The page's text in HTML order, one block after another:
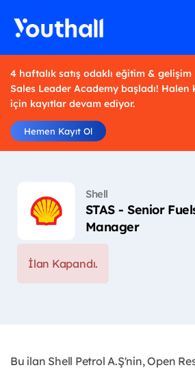
4 haftalık satış odaklı eğitim &
Sales Leader Academy başladı! Halen
için kayıtlar devam ediyor.
Hemen Kayıt Ol
Shell
STAS - Senior
Manager
İlan Kapandı.
Bu ilan Shell Petrol A.Ş'nin, Open